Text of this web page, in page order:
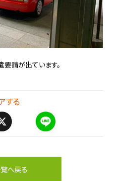
請が出ています。
する
e
へ戻る